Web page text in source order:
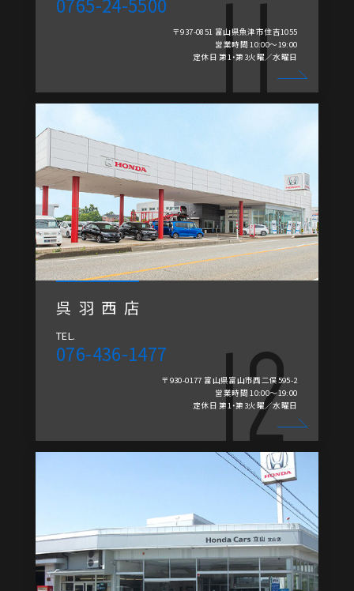
〒937-0851 富山県魚津市住吉1055
営業時間 10:00～19:00
定休日 第1・第3火曜／水曜日
呉羽西店
TEL.
076-436-1477
〒930-0177 富山県富山市西二俣595-2
営業時間 10:00～19:00
定休日 第1・第3火曜／水曜日